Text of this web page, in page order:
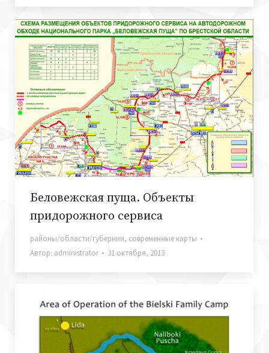
Беловежская пуща. Объекты
придорожного сервиса
районы/области/губернии, современные карты
Автор: administrator 31 октября, 2013